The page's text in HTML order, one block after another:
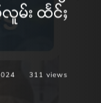
မ်း ထႅင်ႈ
311 views